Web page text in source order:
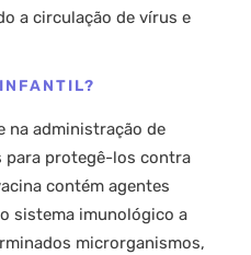
a circulação de vírus e
na administração de
para protegê-los contra
contém agentes
sistema imunológico a
microrganismos,